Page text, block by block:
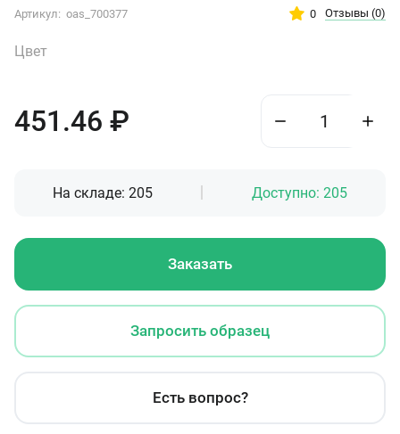
Артикул: oas_700377 0 Отзывы (0)
Цвет
451.46 ₽
На складе:205 Доступно: 205
Заказать
Запросить образец
Есть вопрос?